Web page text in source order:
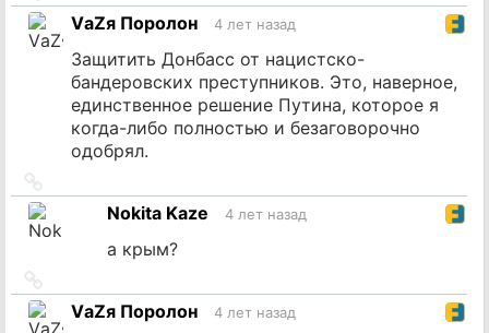
на
источник
VаZя Поролон 4 лет назад
Защитить Донбасс от нацистско-
бандеровских преступников. Это, наверное,
единственное решение Путина, которое я
когда-либо полностью и безаговорочно
одобрял.
на
источникNokita Kaze 4 лет назад
а крым?
на
источник
VаZя Поролон 4 лет назад